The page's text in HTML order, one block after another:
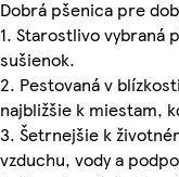
Dobrá pšenica pre
1. Starostlivo vybraná
sušienok.
2. Pestovaná v
najbližšie k miestam,
3. Šetrnejšie k
vzduchu, vody a